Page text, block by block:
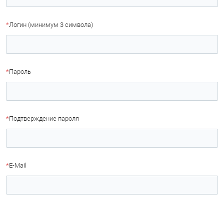
*Логин (минимум 3 символа)
*Пароль
*Подтверждение пароля
*E-Mail